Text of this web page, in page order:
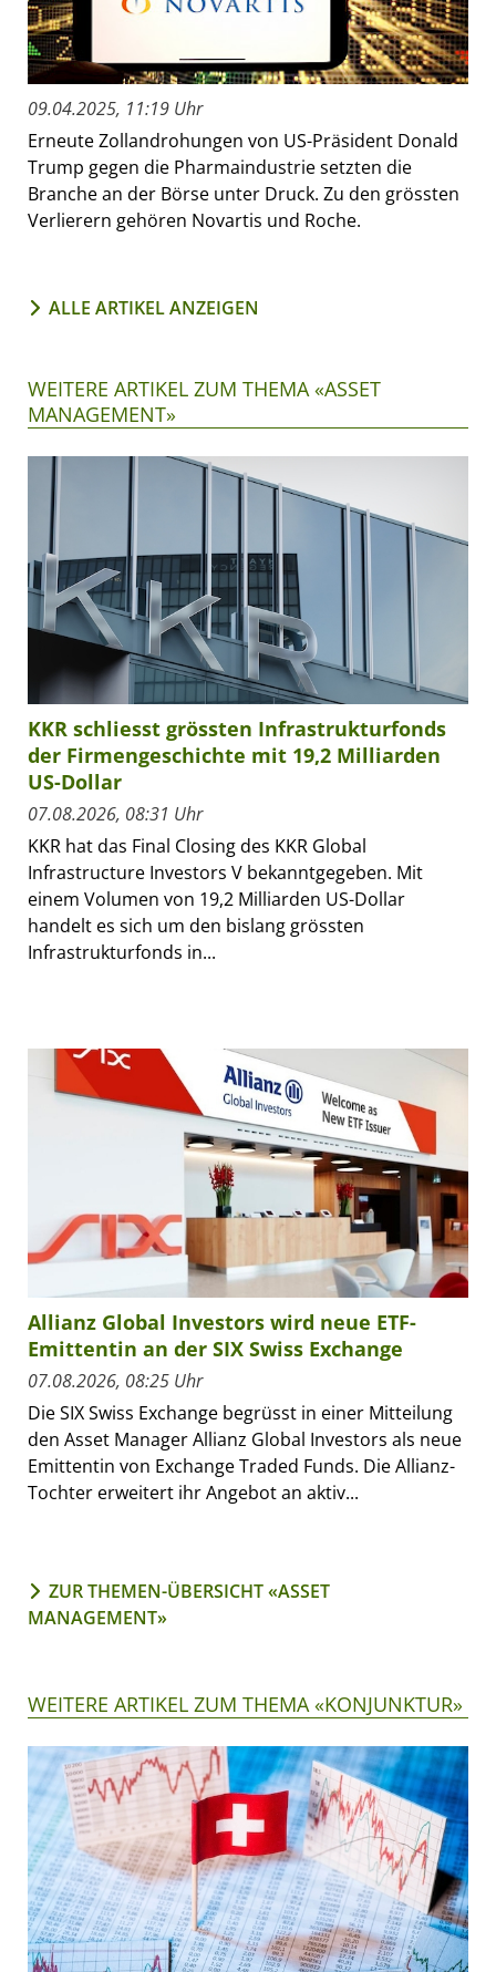
09.04.2025, 11:19 Uhr
Erneute Zollandrohungen von US-Präsident Donald
Trump gegen die Pharmaindustrie setzten die
Branche an der Börse unter Druck. Zu den grössten
Verlierern gehören Novartis und Roche.
ALLE ARTIKEL ANZEIGEN
WEITERE ARTIKEL ZUM THEMA «ASSET
MANAGEMENT»
KKR schliesst grössten Infrastrukturfonds
der Firmengeschichte mit 19,2 Milliarden
US-Dollar
07.08.2026, 08:31 Uhr
KKR hat das Final Closing des KKR Global
Infrastructure Investors V bekanntgegeben. Mit
einem Volumen von 19,2 Milliarden US-Dollar
handelt es sich um den bislang grössten
Infrastrukturfonds in...
Allianz Global Investors wird neue ETF-
Emittentin an der SIX Swiss Exchange
07.08.2026, 08:25 Uhr
Die SIX Swiss Exchange begrüsst in einer Mitteilung
den Asset Manager Allianz Global Investors als neue
Emittentin von Exchange Traded Funds. Die Allianz-
Tochter erweitert ihr Angebot an aktiv...
ZUR THEMEN-ÜBERSICHT «ASSET
MANAGEMENT»
WEITERE ARTIKEL ZUM THEMA «KONJUNKTUR»